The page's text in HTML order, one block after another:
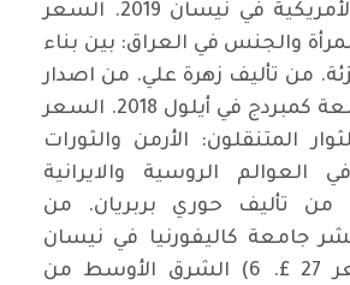
ستانفورد الأمريكية في نيسان 2019. السعر
£. 4) المرأة والجنس في العراق: بين بناء
من تأليف زهرة علي. من اصدار
دار نشر جامعة كمبردج في أيلول 2018. السعر
5) الثوار المتنقلون: الأرمن والثورات
العوالم الروسية والايرانية
من تأليف حوري بربريان. من
جامعة كاليفورنيا في نيسان
2019. السعر 27 £. 6) الشرق الأوسط من